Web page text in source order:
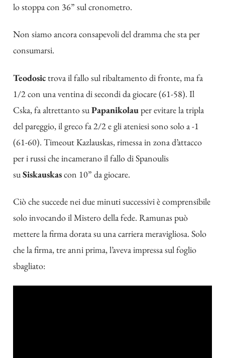
lo stoppa con 36” sul cronometro.
Non siamo ancora consapevoli del dramma che sta per
consumarsi.
Teodosictrova il fallo sul ribaltamento di fronte, ma fa
1/2 con una ventina di secondi da giocare (61-58). Il
Cska, fa altrettanto su Papanikolau per evitare la tripla
del pareggio, il greco fa 2/2 e gli ateniesi sono solo a -1
(61-60). Timeout Kazlauskas, rimessa in zona d’attacco
per i russi che incamerano il fallo di Spanoulis
su Siskauskascon 10” da giocare.
Ciò che succede nei due minuti successivi è comprensibile
solo invocando il Mistero della fede. Ramunas può
mettere la firma dorata su una carriera meravigliosa. Solo
che la firma, tre anni prima, l’aveva impressa sul foglio
sbagliato: